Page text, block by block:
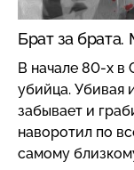
Брат за брата.
В начале 80-х в
убийца. Убивая
забывает и
наворотил по
самому